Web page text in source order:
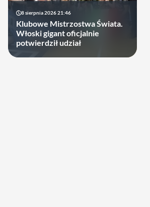
8 sierpnia 2026 21:46
Klubowe Mistrzostwa Świata.
Włoski gigant oficjalnie
potwierdził udział